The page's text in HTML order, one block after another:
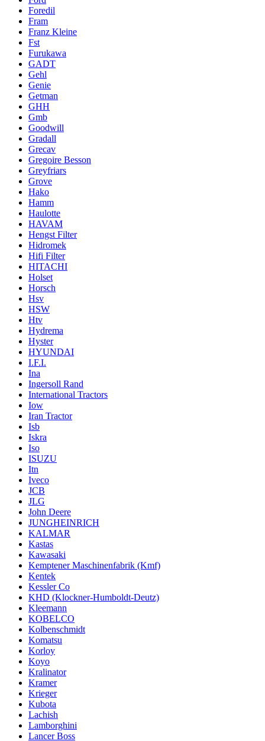
Foredil
Fram
Franz Kleine
Fst
Furukawa
GADT
Gehl
Genie
Getman
GHH
Gmb
Goodwill
Gradall
Grecav
Gregoire Besson
Greyfriars
Grove
Hako
Hamm
Haulotte
HAVAM
Hengst Filter
Hidromek
Hifi Filter
HITACHI
Holset
Horsch
Hsv
HSW
Htv
Hydrema
Hyster
HYUNDAI
I.F.I.
Ina
Ingersoll Rand
International Tractors
Iow
Iran Tractor
Isb
Iskra
Iso
ISUZU
Itn
Iveco
JCB
JLG
John Deere
JUNGHEINRICH
KALMAR
Kastas
Kawasaki
Kemptener Maschinenfabrik (Kmf)
Kentek
Kessler Co
KHD (Klockner-Humboldt-Deutz)
Kleemann
KOBELCO
Kolbenschmidt
Komatsu
Korloy
Koyo
Kralinator
Kramer
Krieger
Kubota
Lachish
Lamborghini
Lancer Boss